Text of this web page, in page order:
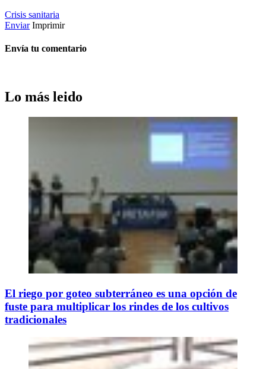
Crisis sanitaria
Enviar Imprimir
Envía tu comentario
Lo más leido
El riego por goteo subterráneo es una opción de
fuste para multiplicar los rindes de los cultivos
tradicionales